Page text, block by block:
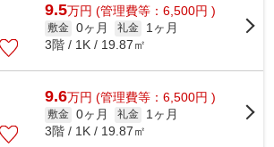
9.5万円 (管理費等：6,500円 )
敷金 0ヶ月 礼金
1ヶ月
3階 / 1K / 19.87㎡
9.6万円 (管理費等：6,500円 )
敷金 0ヶ月 礼金
1ヶ月
3階 / 1K / 19.87㎡